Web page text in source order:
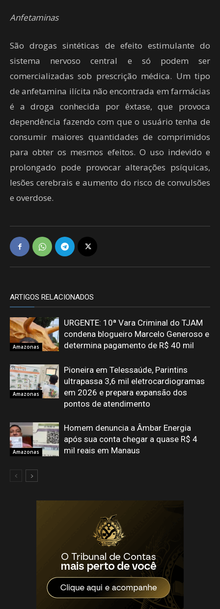
Anfetaminas
São drogas sintéticas de efeito estimulante do
sistema nervoso central e só podem ser
comercializadas sob prescrição médica. Um tipo
de anfetamina ilícita não encontrada em farmácias
é a droga conhecida por êxtase, que provoca
dependência fazendo com que o usuário tenha de
consumir maiores quantidades de comprimidos
para obter os mesmos efeitos. O uso indevido e
prolongado pode provocar alterações psíquicas,
lesões cerebrais e aumento do risco de convulsões
e overdose.
ARTIGOS RELACIONADOS
Amazonas
URGENTE: 10ª Vara Criminal do TJAM
condena blogueiro Marcelo Generoso e
determina pagamento de R$ 40 mil
Amazonas
Pioneira em Telessaúde, Parintins
ultrapassa 3,6 mil eletrocardiogramas
em 2026 e prepara expansão dos
pontos de atendimento
Amazonas
Homem denuncia a Âmbar Energia
após sua conta chegar a quase R$ 4
mil reais em Manaus